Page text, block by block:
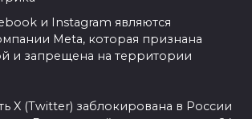
и Instagram являются
Meta, которая признана
и запрещена на территории
X (Twitter) заблокирована в России